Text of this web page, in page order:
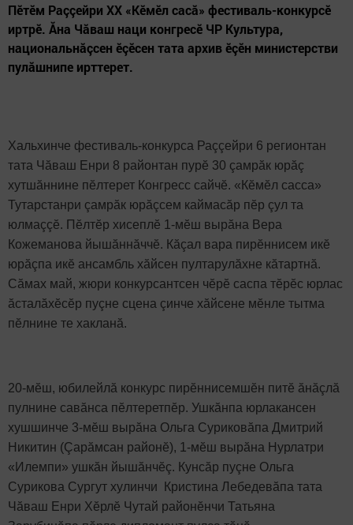
Пӗтӗм Раççейри XX «Кӗмӗл сасă» фестиваль-конкурсӗ
иртрӗ. Ăна Чăваш наци конгресӗ ЧР Культура,
национальнăçсен ӗçӗсен тата архив ӗçӗн министерстви
пулăшнипе ирттерет.
Хальхинче фестиваль-конкурса Раççейри 6 регионтан
тата Чăваш Енри 8 районтан пурӗ 30 çамрăк юрăç
хутшăннине пӗлтерет Конгресс сайчӗ. «Кӗмӗл сасса»
Тутарстанри çамрăк юрăçсем каймасăр пӗр çул та
юлмаççӗ. Пӗлтӗр хисеплӗ 1-мӗш вырăна Вера
Кожеманова йышăннăччӗ. Кăçал вара пирӗннисем икӗ
юрăçпа икӗ ансамбль хăйсен пултарулăхне кăтартнă.
Сăмах май, жюри конкурсантсен чӗрӗ саспа тӗрӗс юрлас
ăсталăхӗсӗр пуçне сцена çинче хăйсене мӗнле тытма
пӗлнине те хакланă.
20-мӗш, юбилейлă конкурс пирӗннисемшӗн питӗ ăнăçлă
пулнине савăнса пӗлтеретпӗр. Ушкăнпа юрлакансен
хушшинче 3-мӗш вырăна Ольга Суриковăпа Дмитрий
Никитин (Çарăмсан районӗ), 1-мӗш вырăна Нурлатри
«Илемпи» ушкăн йышăнчӗç. Кунсăр пуçне Ольга
Сурикова Сургут хулинчи Кристина Лебедевăпа тата
Чăваш Енри Хӗрлӗ Чутай районӗнчи Татьяна